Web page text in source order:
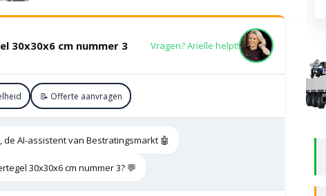
30x30x6 cm nummer 3 Vragen? Arielle helpt!
📝 Offerte aanvragen
de AI-assistent van Bestratingsmarkt 🤖
30x30x6 cm nummer 3? 💬